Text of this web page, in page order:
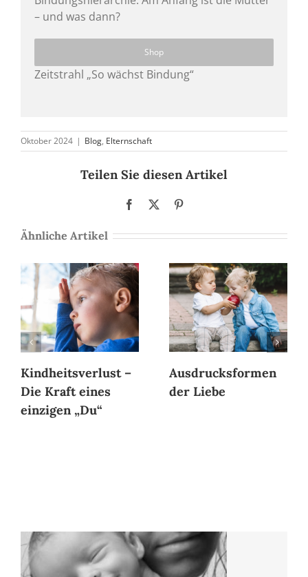
– und was dann?
Shop
Zeitstrahl „So wächst Bindung“
Oktober 2024 | Blog, Elternschaft
Teilen Sie diesen Artikel
Facebook
Ähnliche Artikel
Kindheitsverlust –
Die Kraft eines
einzigen „Du“
Ausdrucksformen
der Liebe